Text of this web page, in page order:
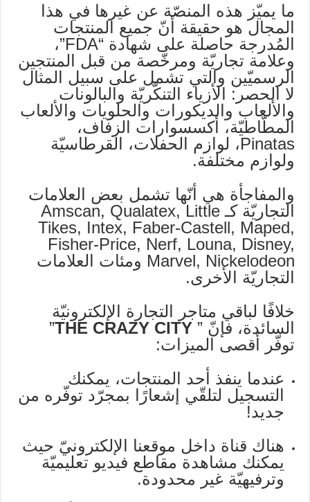
ما يميّز هذه المنصّة عن غيرها في هذا
المجال هو حقيقة أنّ جميع المنتجات
المُدرجة حاصلة على شهادة “FDA”،
وعلامة تجاريّة ومرخّصة من قبل المنتجين
الرسميّين والتي تشمل على سبيل المثال
لا الحصر: الأزياء التنكّريّة والبالونات
والألعاب والديكورات والحلويات والألعاب
المطّاطيّة، أكسسوارات الزفاف،
Pinatas، لوازم الحفلات، القرطاسيّة
ولوازم مختلفة.
والمفاجأة هي أنّها تشمل بعض العلامات
التجاريّة كـ Amscan, Qualatex, Little
Tikes, Intex, Faber-Castell, Maped,
Fisher-Price, Nerf, Louna, Disney,
Marvel, Nickelodeon ومئات العلامات
التجاريّة الأخرى.
خلافًا لباقي متاجر التجارة الإلكترونيّة
السائدة، فإنّ ”THE CRAZY CITY
”
توفّر أقصى الميزات:
عندما ينفذ أحد المنتجات، يمكنك
التسجيل لتلقّي إشعارًا بمجرّد توفّره من
جديد!
هناك قناة داخل موقعنا الإلكترونيّ حيث
يمكنك مشاهدة مقاطع فيديو تعليميّة
وترفيهيّة غير محدودة.